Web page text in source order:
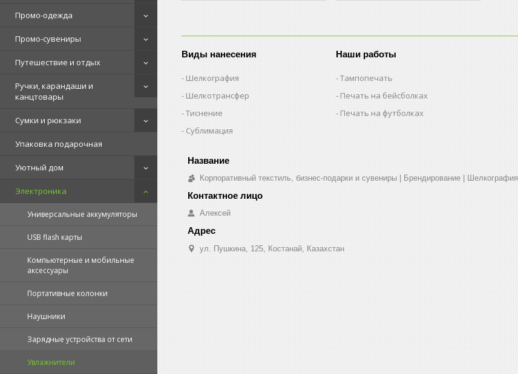
Промо-одежда
Промо-сувениры
Путешествие и отдых
Ручки, карандаши и
канцтовары
Сумки и рюкзаки
Упаковка подарочная
Уютный дом
Электроника
Универсальные аккумуляторы
USB flash карты
Компьютерные и мобильные
аксессуары
Портативные колонки
Наушники
Зарядные устройства от сети
Увлажнители
Виды нанесения
Шелкография
Шелкотрансфер
Тиснение
Сублимация
Наши работы
Тампопечать
Печать на бейсболках
Печать на футболках
Корпоративный текстиль, бизнес-подарки и сувениры | Брендирование | Шелкография
Алексей
ул. Пушкина, 125, Костанай, Казахстан